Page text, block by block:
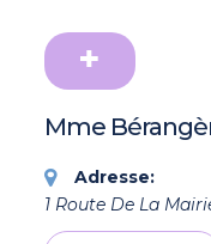
Mme
Adresse:
1 Route De La